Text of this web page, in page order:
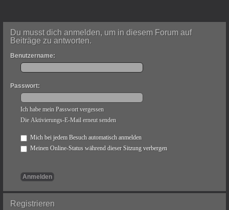
Du musst dich anmelden, um in diesem Forum auf
Beiträge zu antworten.
Benutzername:
Passwort:
Ich habe mein Passwort vergessen
Die Aktivierungs-E-Mail erneut senden
Mich bei jedem Besuch automatisch anmelden
Meinen Online-Status während dieser Sitzung verbergen
Registrieren